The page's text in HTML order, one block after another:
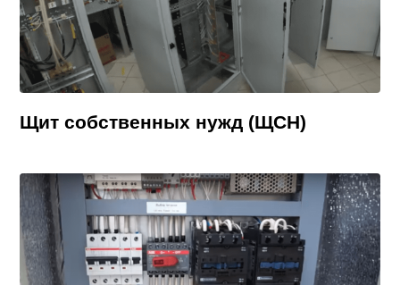
Щит собственных нужд (ЩСН)